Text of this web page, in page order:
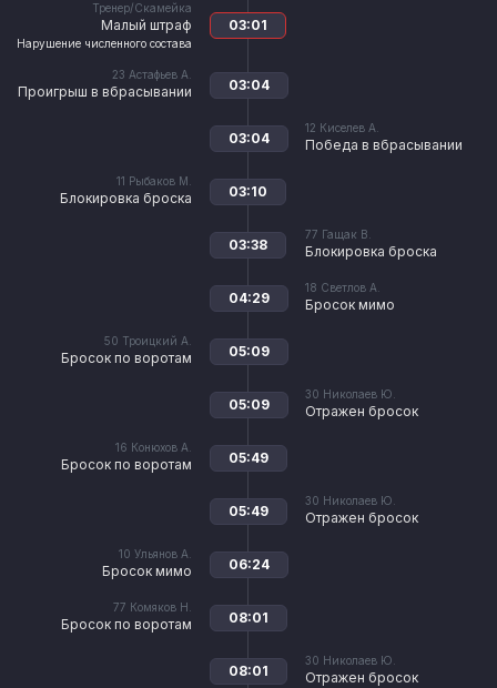
Тренер/Скамейка
Малый штраф
Нарушение численного состава
03:01
23 Астафьев А.
Проигрыш в вбрасывании 03:04
12 Киселев А.
Победа в вбрасывании
03:04
11 Рыбаков М.
Блокировка броска 03:10
77 Гащак В.
Блокировка броска
03:38
18 Светлов А.
Бросок мимо
04:29
50 Троицкий А.
Бросок по воротам 05:09
30 Николаев Ю.
Отражен бросок
05:09
16 Конюхов А.
Бросок по воротам 05:49
30 Николаев Ю.
Отражен бросок
05:49
10 Ульянов А.
Бросок мимо 06:24
77 Комяков Н.
Бросок по воротам 08:01
30 Николаев Ю.
Отражен бросок
08:01